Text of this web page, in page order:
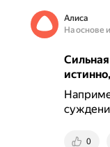
Алиса
На основе
0